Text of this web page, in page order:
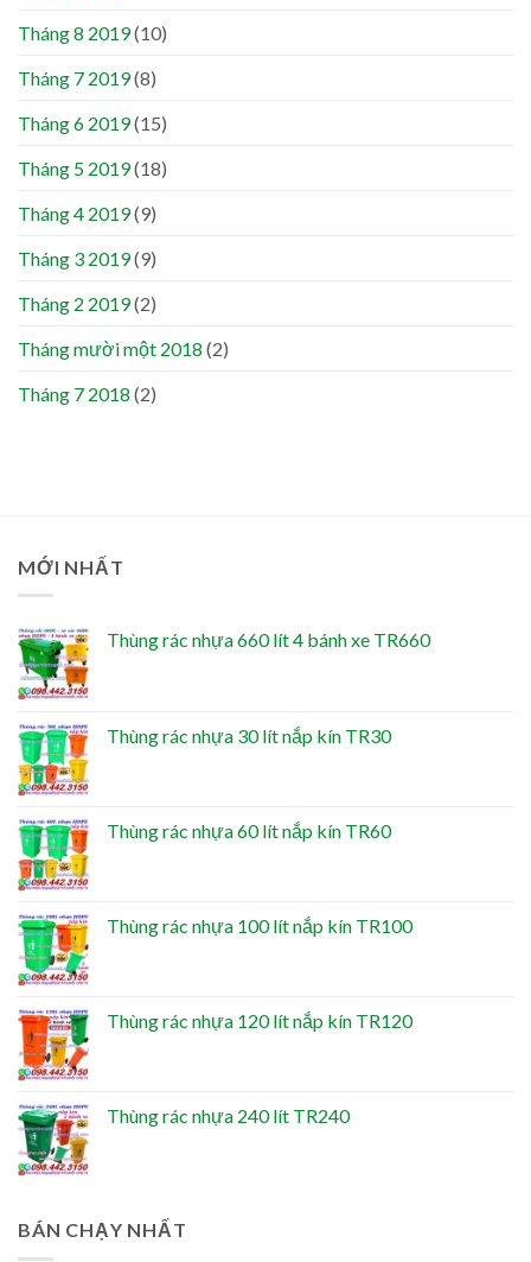
Tháng 8 2019(10)
Tháng 7 2019(8)
Tháng 6 2019(15)
Tháng 5 2019(18)
Tháng 4 2019(9)
Tháng 3 2019(9)
Tháng 2 2019(2)
Tháng mười một 2018 (2)
Tháng 7 2018 (2)
MỚI NHẤT
Thùng rác nhựa 660 lít 4 bánh xe TR660
Thùng rác nhựa 30 lít nắp kín TR30
Thùng rác nhựa 60 lít nắp kín TR60
Thùng rác nhựa 100 lít nắp kín TR100
Thùng rác nhựa 120 lít nắp kín TR120
Thùng rác nhựa 240 lít TR240
BÁN CHẠY NHẤT